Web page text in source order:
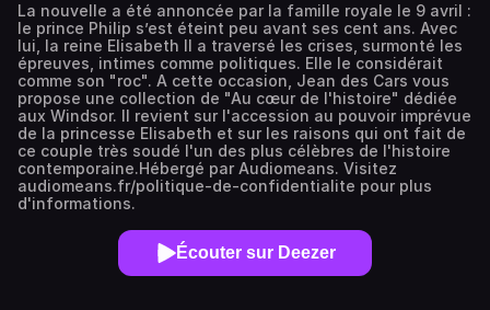
La nouvelle a été annoncée par la famille royale le 9 avril :
le prince Philip s’est éteint peu avant ses cent ans. Avec
lui, la reine Elisabeth II a traversé les crises, surmonté les
épreuves, intimes comme politiques. Elle le considérait
comme son "roc". A cette occasion, Jean des Cars vous
propose une collection de "Au cœur de l'histoire" dédiée
aux Windsor. Il revient sur l'accession au pouvoir imprévue
de la princesse Elisabeth et sur les raisons qui ont fait de
ce couple très soudé l'un des plus célèbres de l'histoire
contemporaine.Hébergé par Audiomeans. Visitez
audiomeans.fr/politique-de-confidentialite pour plus
d'informations.
Écouter sur Deezer